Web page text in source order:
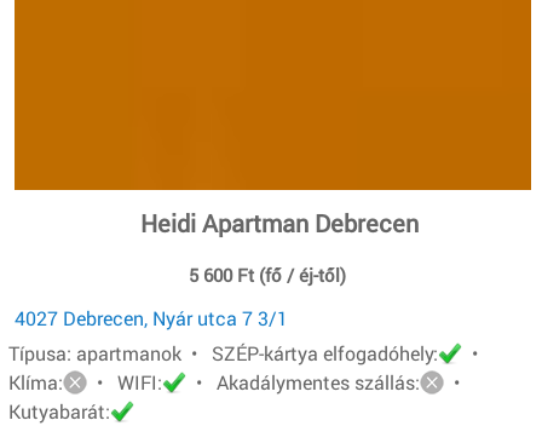
Heidi Apartman Debrecen
5 600 Ft (fő / éj-től)
4027 Debrecen, Nyár utca 7 3/1
Típusa: apartmanok • SZÉP-kártya elfogadóhely:
•
Klíma:
• WIFI: • Akadálymentes szállás:
•
Kutyabarát: